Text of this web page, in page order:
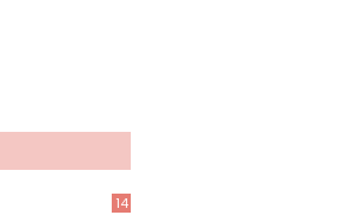
14